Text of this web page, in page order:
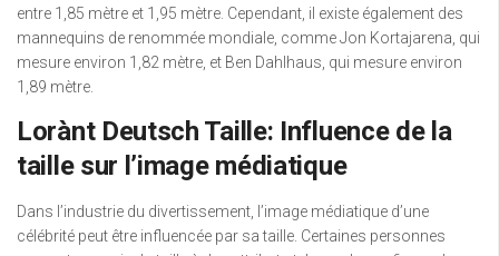
entre 1,85 mètre et 1,95 mètre. Cependant, il existe également des
mannequins de renommée mondiale, comme Jon Kortajarena, qui
mesure environ 1,82 mètre, et Ben Dahlhaus, qui mesure environ
1,89 mètre.
Lorànt Deutsch Taille: Influence de la
taille sur l’image médiatique
Dans l’industrie du divertissement, l’image médiatique d’une
célébrité peut être influencée par sa taille. Certaines personnes